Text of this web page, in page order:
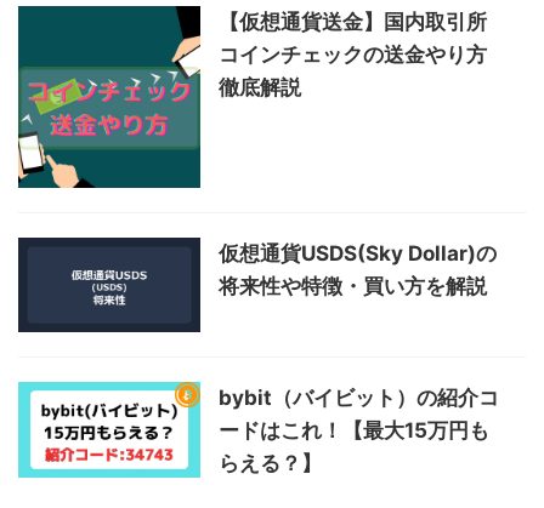
【仮想通貨送金】国内取引所
コインチェックの送金やり方
徹底解説
仮想通貨USDS(Sky Dollar)の
将来性や特徴・買い方を解説
bybit（バイビット）の紹介コ
ードはこれ！【最大15万円も
らえる？】